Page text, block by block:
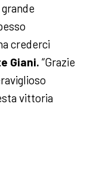
crederci
Giani. “Grazie
vittoria